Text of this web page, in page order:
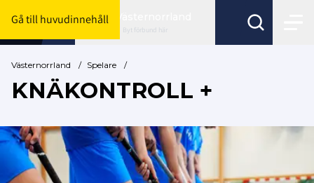
Gå till huvudinnehåll
Byt förbund här
Västernorrland / Spelare /
KNÄKONTROLL +